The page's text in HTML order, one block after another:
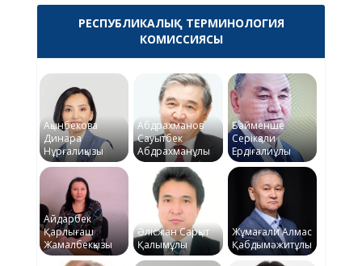
РЕСПУБЛИКАЛЫҚ ТЕРМИНОЛОГИЯ
КОМИССИЯСЫ
Ақынбекова
Динара
Нұрғалиқызы
Абдрахманов
Сауытбек
Абдрахманұлы
Байменше
Серікқали
Ердіғалиұлы
Айдарбек
Қарлығаш
Жамалбекқызы
Әлісжан Сарқыт
Қалымұлы
Жұмағали Алмас
Қабдымәжитұлы